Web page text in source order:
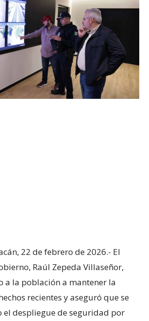
22 de febrero de 2026.- El
Raúl Zepeda Villaseñor,
a la población a mantener la
recientes y aseguró que se
el despliegue de seguridad por